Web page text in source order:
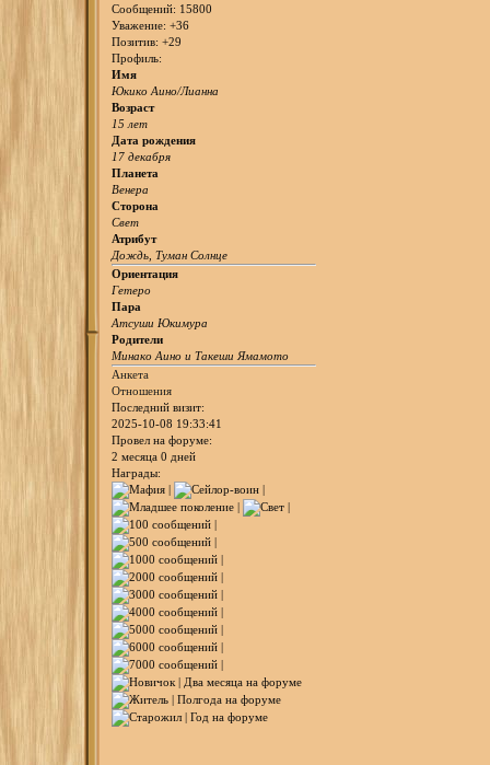
Сообщений: 15800
Уважение: +36
Позитив: +29
Профиль:
Имя
Юкико Аино/Лианна
Возраст
15 лет
Дата рождения
17 декабря
Планета
Венера
Сторона
Свет
Атрибут
Дождь, Туман Солнце
Ориентация
Гетеро
Пара
Атсуши Юкимура
Родители
Минако Аино и Такеши Ямамото
Анкета
Отношения
Последний визит:
2025-10-08 19:33:41
Провел на форуме:
2 месяца 0 дней
Награды: